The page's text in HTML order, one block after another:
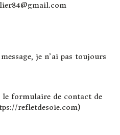
je n’ai pas toujours
le formulaire de contact de
refletdesoie.com)